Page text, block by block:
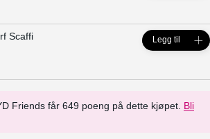
Friends får 649 poeng på dette kjøpet. Bli
Scaffi Legg til